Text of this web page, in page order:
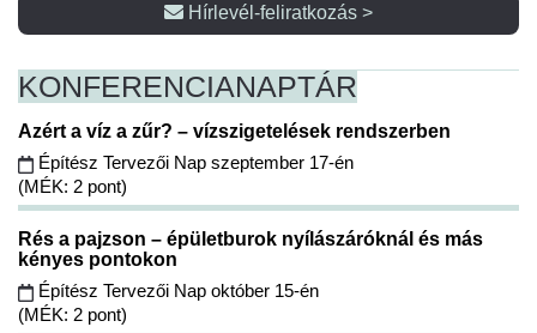
Hírlevél-feliratkozás >
KONFERENCIANAPTÁR
Azért a víz a zűr? – vízszigetelések rendszerben
Építész Tervezői Nap szeptember 17-én
(MÉK: 2 pont)
Rés a pajzson – épületburok nyílászáróknál és más
kényes pontokon
Építész Tervezői Nap október 15-én
(MÉK: 2 pont)